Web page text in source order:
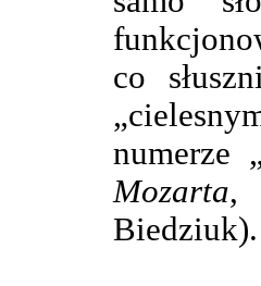
co
numerze
Mozarta,
Biedziuk).